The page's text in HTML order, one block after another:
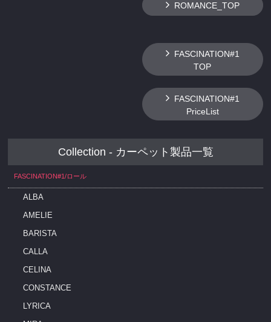
ROMANCE_TOP
FASCINATION#1
TOP
FASCINATION#1
PriceList
Collection - カーペット製品一覧
FASCINATION#1/ロール
ALBA
AMELIE
BARISTA
CALLA
CELINA
CONSTANCE
LYRICA